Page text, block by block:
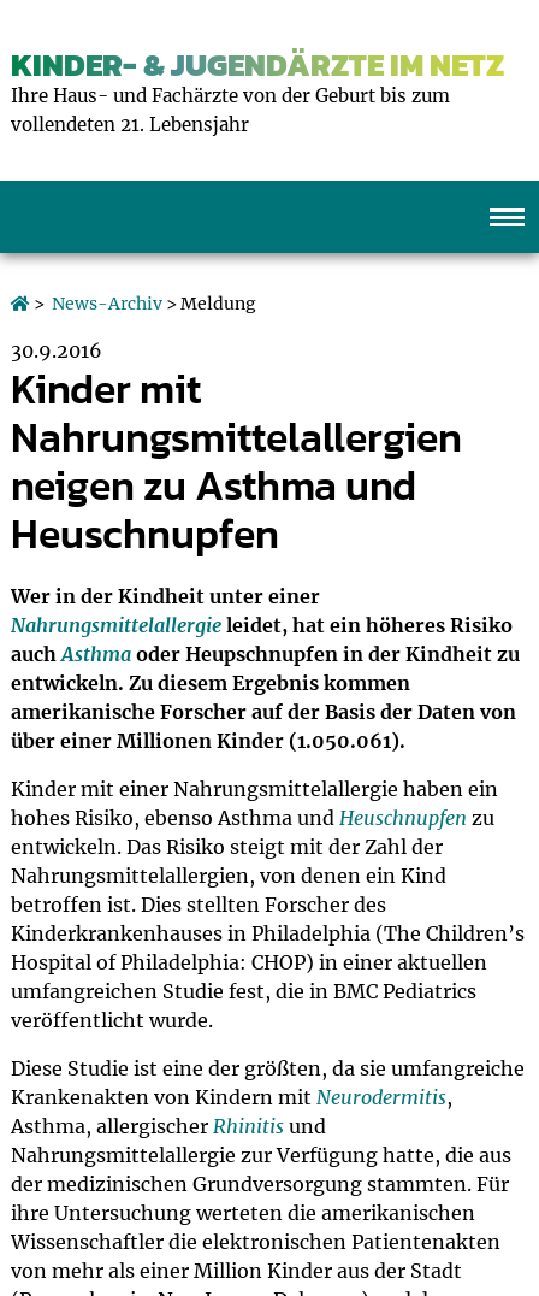
KINDER- & JUGENDÄRZTE IM NETZ
Ihre Haus- und Fachärzte von der Geburt bis zum
vollendeten 21. Lebensjahr
> News-Archiv> Meldung
30.9.2016
Kinder mit
Nahrungsmittelallergien
neigen zu Asthma und
Heuschnupfen
Wer in der Kindheit unter einer
Nahrungsmittelallergieleidet, hat ein höheres Risiko
auchAsthmaoder Heupschnupfen in der Kindheit zu
entwickeln. Zu diesem Ergebnis kommen
amerikanische Forscher auf der Basis der Daten von
über einer Millionen Kinder (1.050.061).
Kinder mit einer Nahrungsmittelallergie haben ein
hohes Risiko, ebenso Asthma und Heuschnupfen zu
entwickeln. Das Risiko steigt mit der Zahl der
Nahrungsmittelallergien, von denen ein Kind
betroffen ist. Dies stellten Forscher des
Kinderkrankenhauses in Philadelphia (The Children’s
Hospital of Philadelphia: CHOP) in einer aktuellen
umfangreichen Studie fest, die in BMC Pediatrics
veröffentlicht wurde.
Diese Studie ist eine der größten, da sie umfangreiche
Krankenakten von Kindern mit Neurodermitis,
Asthma, allergischer Rhinitisund
Nahrungsmittelallergie zur Verfügung hatte, die aus
der medizinischen Grundversorgung stammten. Für
ihre Untersuchung werteten die amerikanischen
Wissenschaftler die elektronischen Patientenakten
von mehr als einer Million Kinder aus der Stadt